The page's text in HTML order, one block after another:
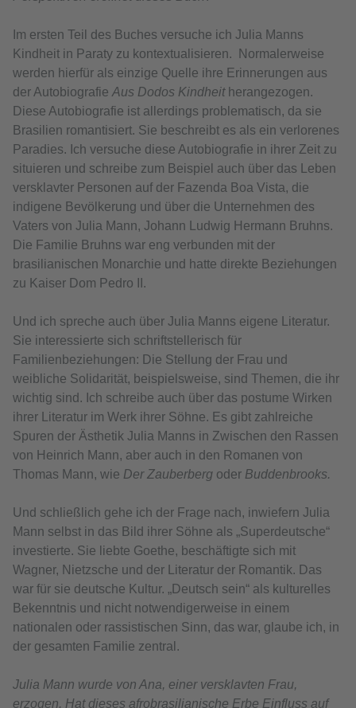
Im ersten Teil des Buches versuche ich Julia Manns
Kindheit in Paraty zu kontextualisieren. Normalerweise
werden hierfür als einzige Quelle ihre Erinnerungen aus
der Autobiografie Aus Dodos Kindheitherangezogen.
Diese Autobiografie ist allerdings problematisch, da sie
Brasilien romantisiert. Sie beschreibt es als ein verlorenes
Paradies. Ich versuche diese Autobiografie in ihrer Zeit zu
situieren und schreibe zum Beispiel auch über das Leben
versklavter Personen auf der Fazenda Boa Vista, die
indigene Bevölkerung und über die Unternehmen des
Vaters von Julia Mann, Johann Ludwig Hermann Bruhns.
Die Familie Bruhns war eng verbunden mit der
brasilianischen Monarchie und hatte direkte Beziehungen
zu Kaiser Dom Pedro II.
Und ich spreche auch über Julia Manns eigene Literatur.
Sie interessierte sich schriftstellerisch für
Familienbeziehungen: Die Stellung der Frau und
weibliche Solidarität, beispielsweise, sind Themen, die ihr
wichtig sind. Ich schreibe auch über das postume Wirken
ihrer Literatur im Werk ihrer Söhne. Es gibt zahlreiche
Spuren der Ästhetik Julia Manns in Zwischen den Rassen
von Heinrich Mann, aber auch in den Romanen von
Thomas Mann, wie Der Zauberberg oder Buddenbrooks.
Und schließlich gehe ich der Frage nach, inwiefern Julia
Mann selbst in das Bild ihrer Söhne als „Superdeutsche“
investierte. Sie liebte Goethe, beschäftigte sich mit
Wagner, Nietzsche und der Literatur der Romantik. Das
war für sie deutsche Kultur. „Deutsch sein“ als kulturelles
Bekenntnis und nicht notwendigerweise in einem
nationalen oder rassistischen Sinn, das war, glaube ich, in
der gesamten Familie zentral.
Julia Mann wurde von Ana, einer versklavten Frau,
erzogen. Hat dieses afrobrasilianische Erbe Einfluss auf